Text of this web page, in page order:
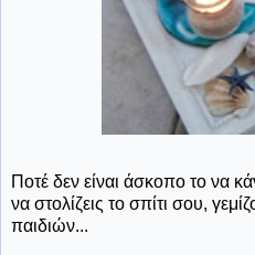
Ποτέ δεν είναι άσκοπο το να
να στολίζεις το σπίτι σου,
παιδιών...